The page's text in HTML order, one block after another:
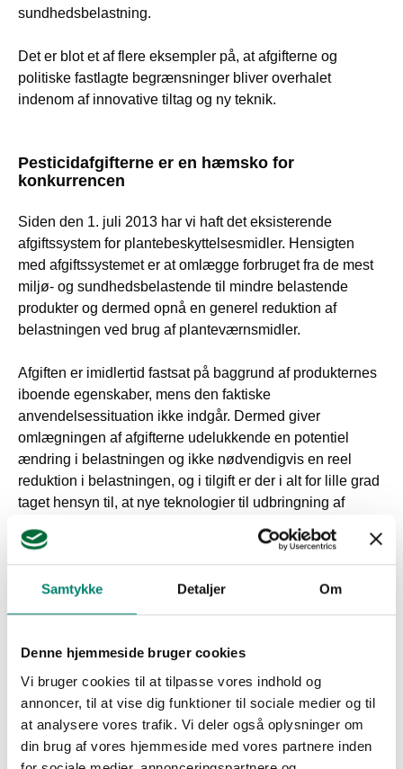
Samtykke Detaljer Om
Denne hjemmeside bruger cookies
Vi bruger cookies til at tilpasse vores indhold og
annoncer, til at vise dig funktioner til sociale medier og til
at analysere vores trafik. Vi deler også oplysninger om
din brug af vores hjemmeside med vores partnere inden
sundhedsbelastning.
Det er blot et af flere eksempler på, at afgifterne og
politiske fastlagte begrænsninger bliver overhalet
indenom af innovative tiltag og ny teknik.
Pesticidafgifterne er en hæmsko for
konkurrencen
Siden den 1. juli 2013 har vi haft det eksisterende
afgiftssystem for plantebeskyttelsesmidler. Hensigten
med afgiftssystemet er at omlægge forbruget fra de mest
miljø- og sundhedsbelastende til mindre belastende
produkter og dermed opnå en generel reduktion af
belastningen ved brug af planteværnsmidler.
Afgiften er imidlertid fastsat på baggrund af produkternes
iboende egenskaber, mens den faktiske
anvendelsessituation ikke indgår. Dermed giver
omlægningen af afgifterne udelukkende en potentiel
ændring i belastningen og ikke nødvendigvis en reel
reduktion i belastningen, og i tilgift er der i alt for lille grad
taget hensyn til, at nye teknologier til udbringning af
stor effekt på forbruget.
Helt overordnet mener vi i Dansk Planteværn, at det ikke
er logisk at have en afgiftsdifferentiering på produkter, der
i sig selv indebærer, at produkterne er vurderet til ikke at
give uacceptabel risiko for miljø og mennesker. Desuden
er det Dansk Planteværns holdning, at danske landmænd
skal underlægges de samme rammevilkår, som gælder
for landmænd i det øvrige EU, og derfor mener
foreningen ikke, at ensidige, høje danske afgifter på